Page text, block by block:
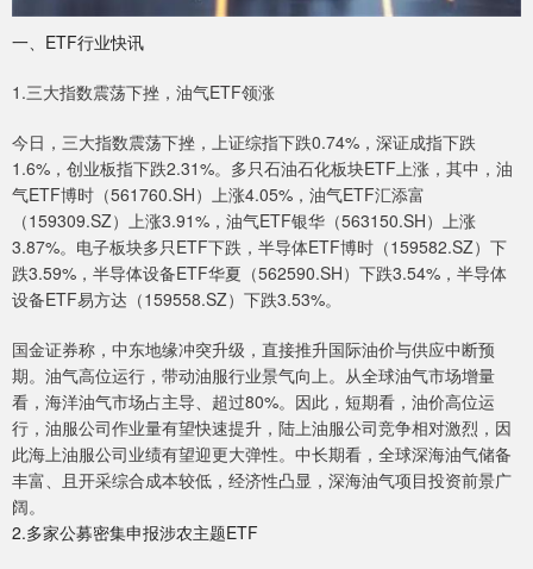
一、ETF行业快讯
1.三大指数震荡下挫，油气ETF领涨
今日，三大指数震荡下挫，上证综指下跌0.74%，深证成指下跌
1.6%，创业板指下跌2.31%。多只石油石化板块ETF上涨，其中，油
气ETF博时（561760.SH）上涨4.05%，油气ETF汇添富
（159309.SZ）上涨3.91%，油气ETF银华（563150.SH）上涨
3.87%。电子板块多只ETF下跌，半导体ETF博时（159582.SZ）下
跌3.59%，半导体设备ETF华夏（562590.SH）下跌3.54%，半导体
设备ETF易方达（159558.SZ）下跌3.53%。
国金证券称，中东地缘冲突升级，直接推升国际油价与供应中断预
期。油气高位运行，带动油服行业景气向上。从全球油气市场增量
看，海洋油气市场占主导、超过80%。因此，短期看，油价高位运
行，油服公司作业量有望快速提升，陆上油服公司竞争相对激烈，因
此海上油服公司业绩有望迎更大弹性。中长期看，全球深海油气储备
丰富、且开采综合成本较低，经济性凸显，深海油气项目投资前景广
阔。
2.多家公募密集申报涉农主题ETF